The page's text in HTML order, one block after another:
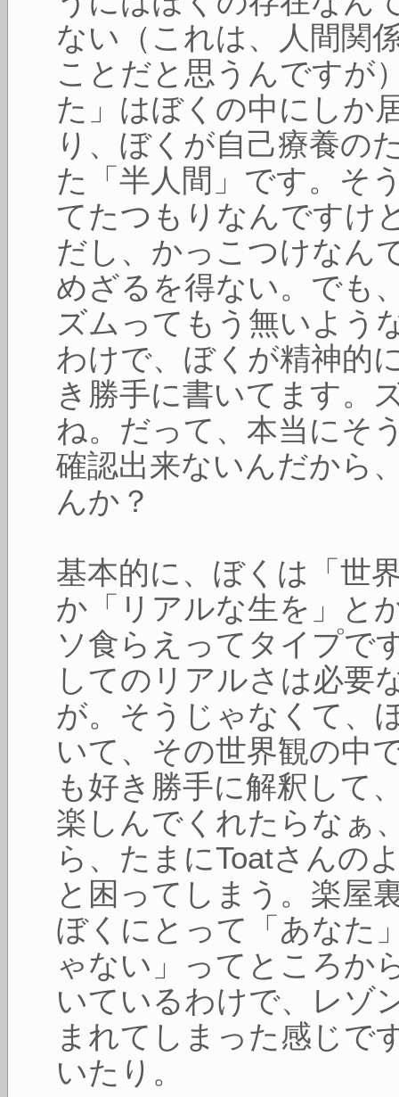
ない（これは、人間関
ことだと思うんですが
た」はぼくの中にしか
り、ぼくが自己療養の
た「半人間」です。そ
てたつもりなんですけ
だし、かっこつけなん
めざるを得ない。でも
ズムってもう無いよう
わけで、ぼくが精神的
き勝手に書いてます。
ね。だって、本当にそ
確認出来ないんだから
んか？
基本的に、ぼくは「世
か「リアルな生を」と
ソ食らえってタイプで
してのリアルさは必要
が。そうじゃなくて、
いて、その世界観の中
も好き勝手に解釈して
楽しんでくれたらなぁ
ら、たまにToatさんの
と困ってしまう。楽屋
ぼくにとって「あなた
ゃない」ってところか
いているわけで、レゾ
まれてしまった感じで
いたり。